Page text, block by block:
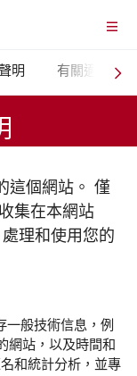
明 有關適用於
這個網站。 僅
集在本網站
理和使用您的
一般技術信息，例
網站，以及時間和
和統計分析，並專